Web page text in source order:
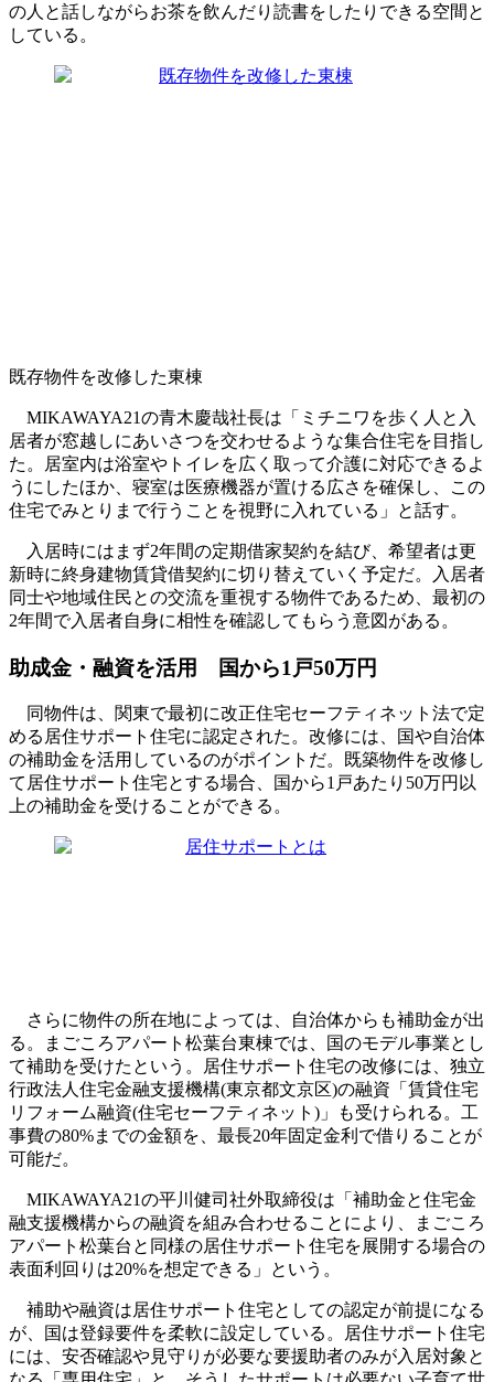
の人と話しながらお茶を飲んだり読書をしたりできる空間と
している。
既存物件を改修した東棟
MIKAWAYA21の青木慶哉社長は「ミチニワを歩く人と入
居者が窓越しにあいさつを交わせるような集合住宅を目指し
た。居室内は浴室やトイレを広く取って介護に対応できるよ
うにしたほか、寝室は医療機器が置ける広さを確保し、この
住宅でみとりまで行うことを視野に入れている」と話す。
入居時にはまず2年間の定期借家契約を結び、希望者は更
新時に終身建物賃貸借契約に切り替えていく予定だ。入居者
同士や地域住民との交流を重視する物件であるため、最初の
2年間で入居者自身に相性を確認してもらう意図がある。
助成金・融資を活用 国から1戸50万円
同物件は、関東で最初に改正住宅セーフティネット法で定
める居住サポート住宅に認定された。改修には、国や自治体
の補助金を活用しているのがポイントだ。既築物件を改修し
て居住サポート住宅とする場合、国から1戸あたり50万円以
上の補助金を受けることができる。
さらに物件の所在地によっては、自治体からも補助金が出
る。まごころアパート松葉台東棟では、国のモデル事業とし
て補助を受けたという。居住サポート住宅の改修には、独立
行政法人住宅金融支援機構(東京都文京区)の融資「賃貸住宅
リフォーム融資(住宅セーフティネット)」も受けられる。工
事費の80%までの金額を、最長20年固定金利で借りることが
可能だ。
MIKAWAYA21の平川健司社外取締役は「補助金と住宅金
融支援機構からの融資を組み合わせることにより、まごころ
アパート松葉台と同様の居住サポート住宅を展開する場合の
表面利回りは20%を想定できる」という。
補助や融資は居住サポート住宅としての認定が前提になる
が、国は登録要件を柔軟に設定している。居住サポート住宅
には、安否確認や見守りが必要な要援助者のみが入居対象と